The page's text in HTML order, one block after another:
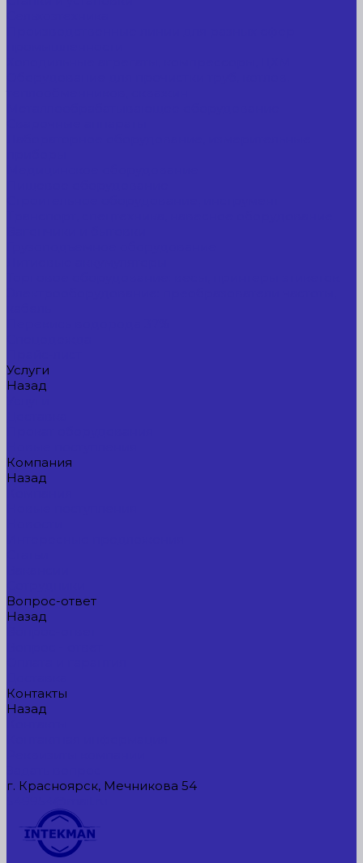
Услуги
Назад
Компания
Назад
Вопрос-ответ
Назад
Контакты
Назад
г. Красноярск, Мечникова 54